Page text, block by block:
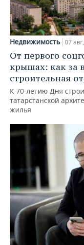
Недвижимость 07
От первого
крышах: как за
строительная
К 70-летию Дня
татарстанской
жилья